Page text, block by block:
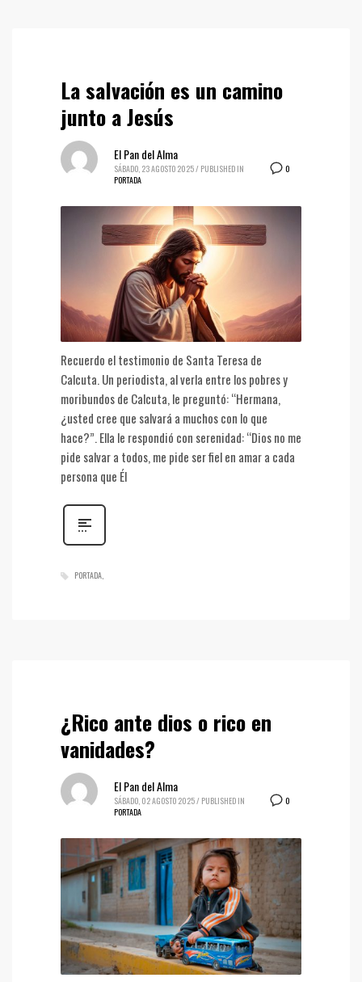
La salvación es un camino
junto a Jesús
0
El Pan del Alma
SÁBADO, 23 AGOSTO 2025/ PUBLISHED IN
PORTADA
Recuerdo el testimonio de Santa Teresa de
Calcuta. Un periodista, al verla entre los pobres y
moribundos de Calcuta, le preguntó: “Hermana,
¿usted cree que salvará a muchos con lo que
hace?”. Ella le respondió con serenidad: “Dios no me
pide salvar a todos, me pide ser fiel en amar a cada
persona que Él
PORTADA
¿Rico ante dios o rico en
vanidades?
0
El Pan del Alma
SÁBADO, 02 AGOSTO 2025/ PUBLISHED IN
PORTADA